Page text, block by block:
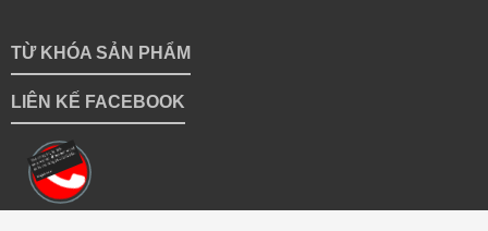
TỪ KHÓA SẢN PHẨM
LIÊN KẾ FACEBOOK